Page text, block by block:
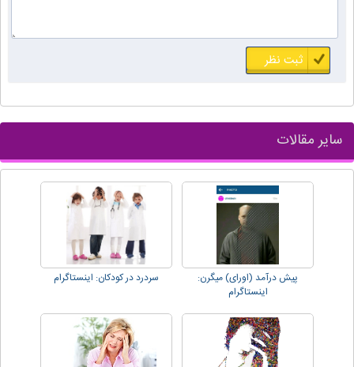
سایر مقالات
پیش درآمد (اورای) میگرن:
اینستاگرام
سردرد در کودکان: اینستاگرام